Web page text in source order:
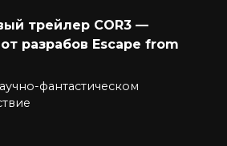
трейлер COR3 —
разрабов Escape from
фантастическом